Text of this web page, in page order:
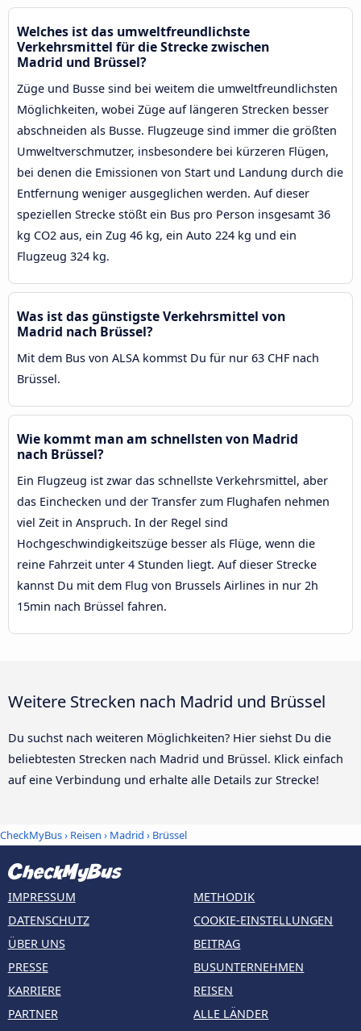
Welches ist das umweltfreundlichste
Verkehrsmittel für die Strecke zwischen
Madrid und Brüssel?
Züge und Busse sind bei weitem die umweltfreundlichsten
Möglichkeiten, wobei Züge auf längeren Strecken besser
abschneiden als Busse. Flugzeuge sind immer die größten
Umweltverschmutzer, insbesondere bei kürzeren Flügen,
bei denen die Emissionen von Start und Landung durch die
Entfernung weniger ausgeglichen werden. Auf dieser
speziellen Strecke stößt ein Bus pro Person insgesamt 36
kg CO2 aus, ein Zug 46 kg, ein Auto 224 kg und ein
Flugzeug 324 kg.
Was ist das günstigste Verkehrsmittel von
Madrid nach Brüssel?
Mit dem Bus von ALSA kommst Du für nur 63 CHF nach
Brüssel.
Wie kommt man am schnellsten von Madrid
nach Brüssel?
Ein Flugzeug ist zwar das schnellste Verkehrsmittel, aber
das Einchecken und der Transfer zum Flughafen nehmen
viel Zeit in Anspruch. In der Regel sind
Hochgeschwindigkeitszüge besser als Flüge, wenn die
reine Fahrzeit unter 4 Stunden liegt. Auf dieser Strecke
kannst Du mit dem Flug von Brussels Airlines in nur 2h
15min nach Brüssel fahren.
Weitere Strecken nach Madrid und Brüssel
Du suchst nach weiteren Möglichkeiten? Hier siehst Du die
beliebtesten Strecken nach Madrid und Brüssel. Klick einfach
auf eine Verbindung und erhalte alle Details zur Strecke!
CheckMyBus› Reisen › Madrid › Brüssel
IMPRESSUM
DATENSCHUTZ
ÜBER UNS
PRESSE
KARRIERE
PARTNER
METHODIK
COOKIE-EINSTELLUNGEN
BEITRAG
BUSUNTERNEHMEN
REISEN
ALLE LÄNDER